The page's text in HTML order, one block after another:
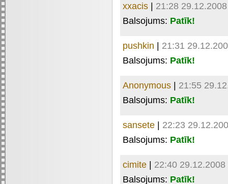
xxacis | 21:28 29.12.2008
Balsojums: Patīk!
pushkin | 21:31
Balsojums: Patīk!
Anonymous | 21:55
Balsojums: Patīk!
sansete | 22:23
Balsojums: Patīk!
cimite | 22:40 29.12.2008
Balsojums: Patīk!